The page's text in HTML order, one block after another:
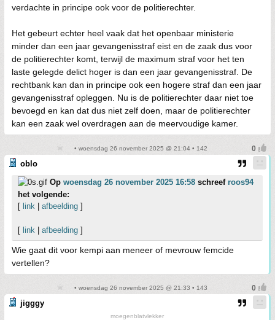
verdachte in principe ook voor de politierechter.
Het gebeurt echter heel vaak dat het openbaar ministerie
minder dan een jaar gevangenisstraf eist en de zaak dus voor
de politierechter komt, terwijl de maximum straf voor het ten
laste gelegde delict hoger is dan een jaar gevangenisstraf. De
rechtbank kan dan in principe ook een hogere straf dan een jaar
gevangenisstraf opleggen. Nu is de politierechter daar niet toe
bevoegd en kan dat dus niet zelf doen, maar de politierechter
kan een zaak wel overdragen aan de meervoudige kamer.
• woensdag 26 november 2025 @ 21:04 • 142
oblo
Op woensdag 26 november 2025 16:58 schreef roos94
het volgende:
[ link afbeelding ]
[ link afbeelding ]
Wie gaat dit voor kempi aan meneer of mevrouw femcide
vertellen?
• woensdag 26 november 2025 @ 21:33 • 143
jigggy
moegenblatvlekker